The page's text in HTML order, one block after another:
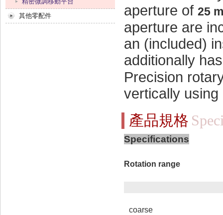
aperture of 25
aperture are
an (included)
additionally
Precision
vertically using
產品規格
Specifications
Rotation range
coarse
其他零配件